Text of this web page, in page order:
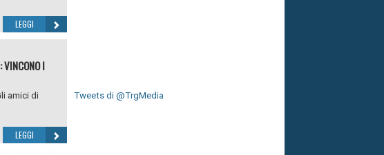
LEGGI
VINCONO I
amici di
LEGGI
Tweets di @TrgMedia